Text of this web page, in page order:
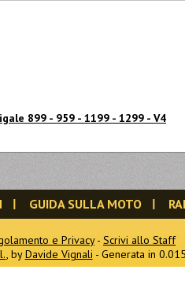
899 - 959 - 1199 - 1299 - V4
GUIDA SULLA MOTO
e Privacy- Scrivi allo Staff
, byDavide Vignali - Generata in